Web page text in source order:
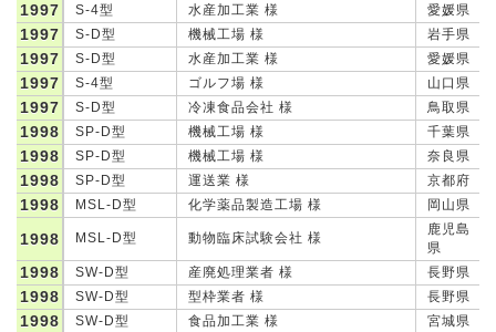
1997 S-4型 水産加工業 様 愛媛県
1997 S-D型 機械工場 様 岩手県
1997 S-D型 水産加工業 様 愛媛県
1997 S-4型 ゴルフ場 様 山口県
1997 S-D型 冷凍食品会社 様 鳥取県
1998 SP-D型 機械工場 様 千葉県
1998 SP-D型 機械工場 様 奈良県
1998 SP-D型 運送業 様 京都府
1998 MSL-D型 化学薬品製造工場 様 岡山県
1998 MSL-D型 動物臨床試験会社 様
鹿児島
県
1998 SW-D型 産廃処理業者 様 長野県
1998 SW-D型 型枠業者 様 長野県
1998 SW-D型 食品加工業 様 宮城県